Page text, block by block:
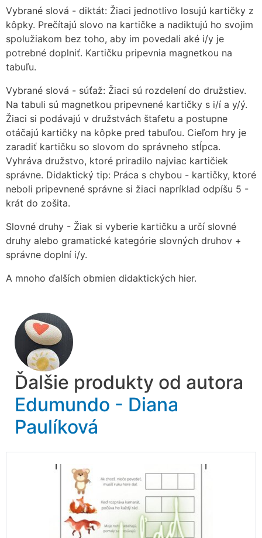
Vybrané slová - diktát: Žiaci jednotlivo losujú kartičky z
kôpky. Prečítajú slovo na kartičke a nadiktujú ho svojim
spolužiakom bez toho, aby im povedali aké i/y je
potrebné doplniť. Kartičku pripevnia magnetkou na
tabuľu.
Vybrané slová - súťaž: Žiaci sú rozdelení do družstiev.
Na tabuli sú magnetkou pripevnené kartičky s i/í a y/ý.
Žiaci si podávajú v družstvách štafetu a postupne
otáčajú kartičky na kôpke pred tabuľou. Cieľom hry je
zaradiť kartičku so slovom do správneho stĺpca.
Vyhráva družstvo, ktoré priradilo najviac kartičiek
správne. Didaktický tip: Práca s chybou - kartičky, ktoré
neboli pripevnené správne si žiaci napríklad odpíšu 5 -
krát do zošita.
Slovné druhy - Žiak si vyberie kartičku a určí slovné
druhy alebo gramatické kategórie slovných druhov +
správne doplní i/y.
A mnoho ďalších obmien didaktických hier.
Ďalšie produkty od autora
Edumundo - Diana
Paulíková